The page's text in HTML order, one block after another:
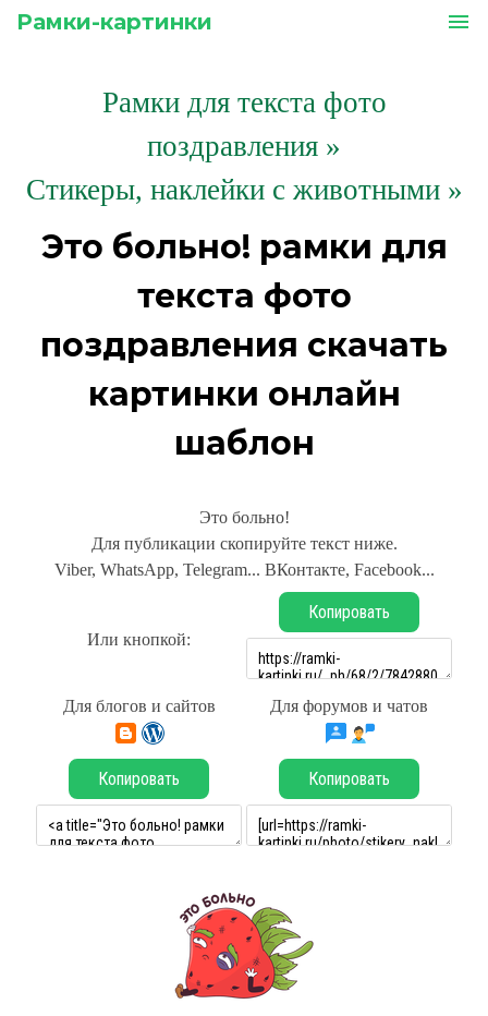
Рамки-картинки menu
Рамки для текста фото
поздравления »
Стикеры, наклейки с животными »
Это больно! рамки для
текста фото
поздравления скачать
картинки онлайн
шаблон
Это больно!
Для публикации скопируйте текст ниже.
Viber, WhatsApp, Telegram... ВКонтакте, Facebook...
Или кнопкой:
Копировать
Для блогов и сайтов Для форумов и чатов
Копировать Копировать